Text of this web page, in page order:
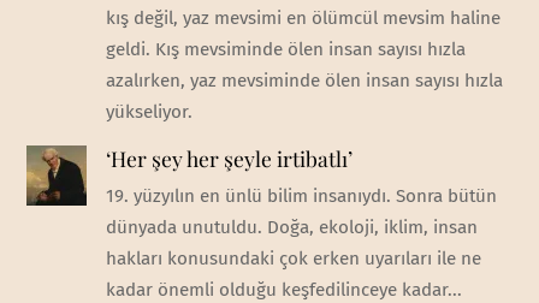
kış değil, yaz mevsimi en ölümcül mevsim haline
geldi. Kış mevsiminde ölen insan sayısı hızla
azalırken, yaz mevsiminde ölen insan sayısı hızla
yükseliyor.
‘Her şey her şeyle irtibatlı’
19. yüzyılın en ünlü bilim insanıydı. Sonra bütün
dünyada unutuldu. Doğa, ekoloji, iklim, insan
hakları konusundaki çok erken uyarıları ile ne
kadar önemli olduğu keşfedilinceye kadar...